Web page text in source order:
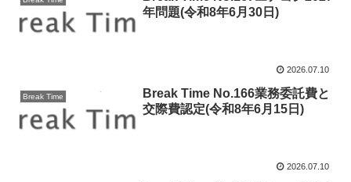
年問題(令和8年6月30日)
2026.07.10
Break Time
Break Time No.166業務委託費と
交際費認定(令和8年6月15日)
2026.07.10